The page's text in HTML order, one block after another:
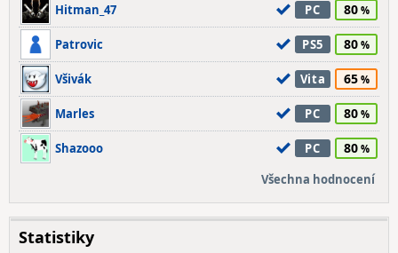
Hitman_47 PC 80
Patrovic PS5 80
Všivák Vita 65
Marles PC 80
Shazooo PC 80
Všechna hodnocení
Statistiky